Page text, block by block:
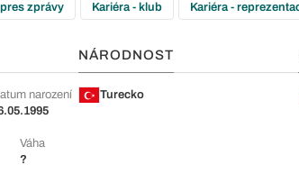
zprávy Kariéra - klub Kariéra -
narození
Váha
?
NÁRODNOST
Turecko